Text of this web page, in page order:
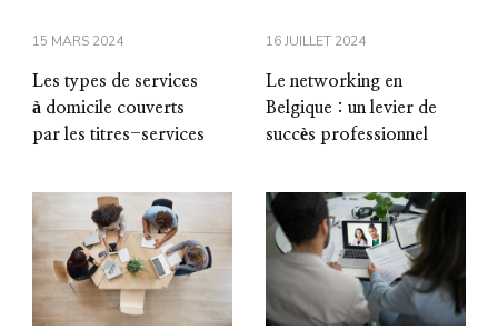
15 MARS 2024
Les types de services
à domicile couverts
par les titres-services
16 JUILLET 2024
Le networking en
Belgique : un levier de
succès professionnel